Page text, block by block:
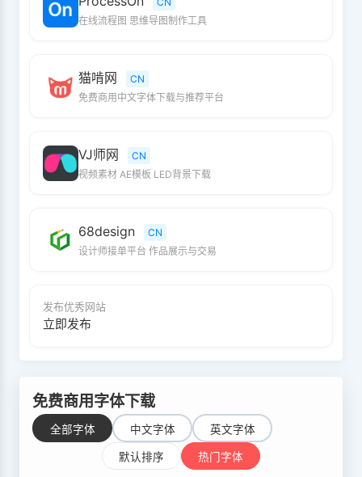
在线流程图 思维导图制作工具
猫啃网
CN
免费商用中文字体下载与推荐平台
VJ师网
CN
视频素材 AE模板 LED背景下载
68design
CN
设计师接单平台 作品展示与交易
发布优秀网站
立即发布
免费商用字体下载
全部字体 中文字体 英文字体
默认排序 热门字体